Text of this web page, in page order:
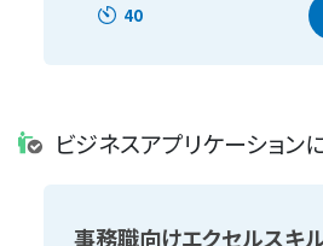
40
ビジネスアプリケーション
事務職向けエクセルスキ